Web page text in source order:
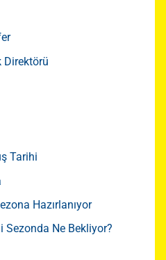
Direktörü
Tarihi
Hazırlanıyor
Sezonda Ne Bekliyor?